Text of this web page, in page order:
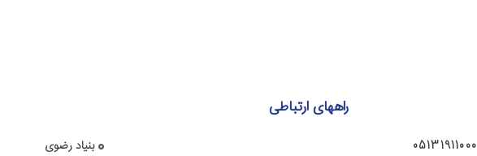
راههای ارتباطی
05131911000 بنیاد رضوی